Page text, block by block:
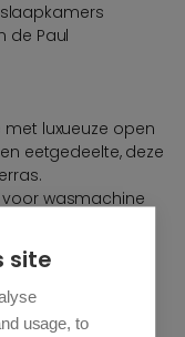
de Paul
luxueuze open
eetgedeelte, deze
wasmachine
toegang hebben
Aparte
site
usage, to